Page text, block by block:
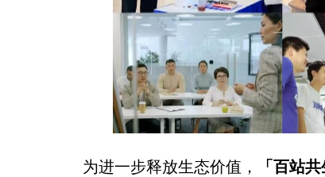
为进一步释放生态价值， 「百站